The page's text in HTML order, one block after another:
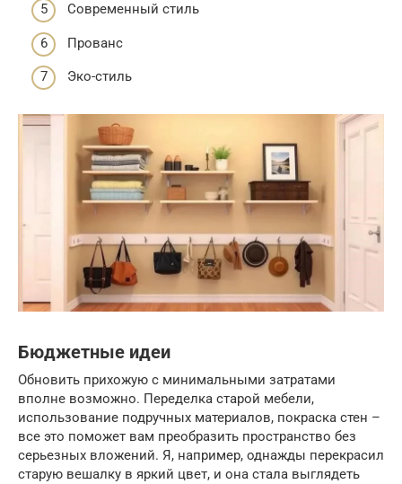
Современный стиль
Прованс
Эко-стиль
Бюджетные идеи
Обновить прихожую с минимальными затратами
вполне возможно. Переделка старой мебели,
использование подручных материалов, покраска стен –
все это поможет вам преобразить пространство без
серьезных вложений. Я, например, однажды перекрасил
старую вешалку в яркий цвет, и она стала выглядеть